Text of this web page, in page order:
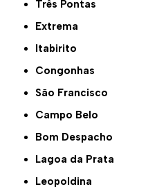
Três Pontas
Extrema
Itabirito
Congonhas
São Francisco
Campo Belo
Bom Despacho
Lagoa da Prata
Leopoldina